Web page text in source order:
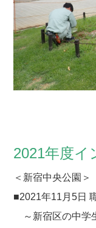
2021年度イ
＜新宿中央公園＞
■2021年11月5日
～新宿区の中学